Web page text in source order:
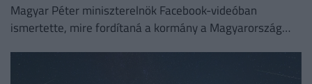
Magyar Péter miniszterelnök Facebook-videóban
ismertette, mire fordítaná a kormány a Magyarország